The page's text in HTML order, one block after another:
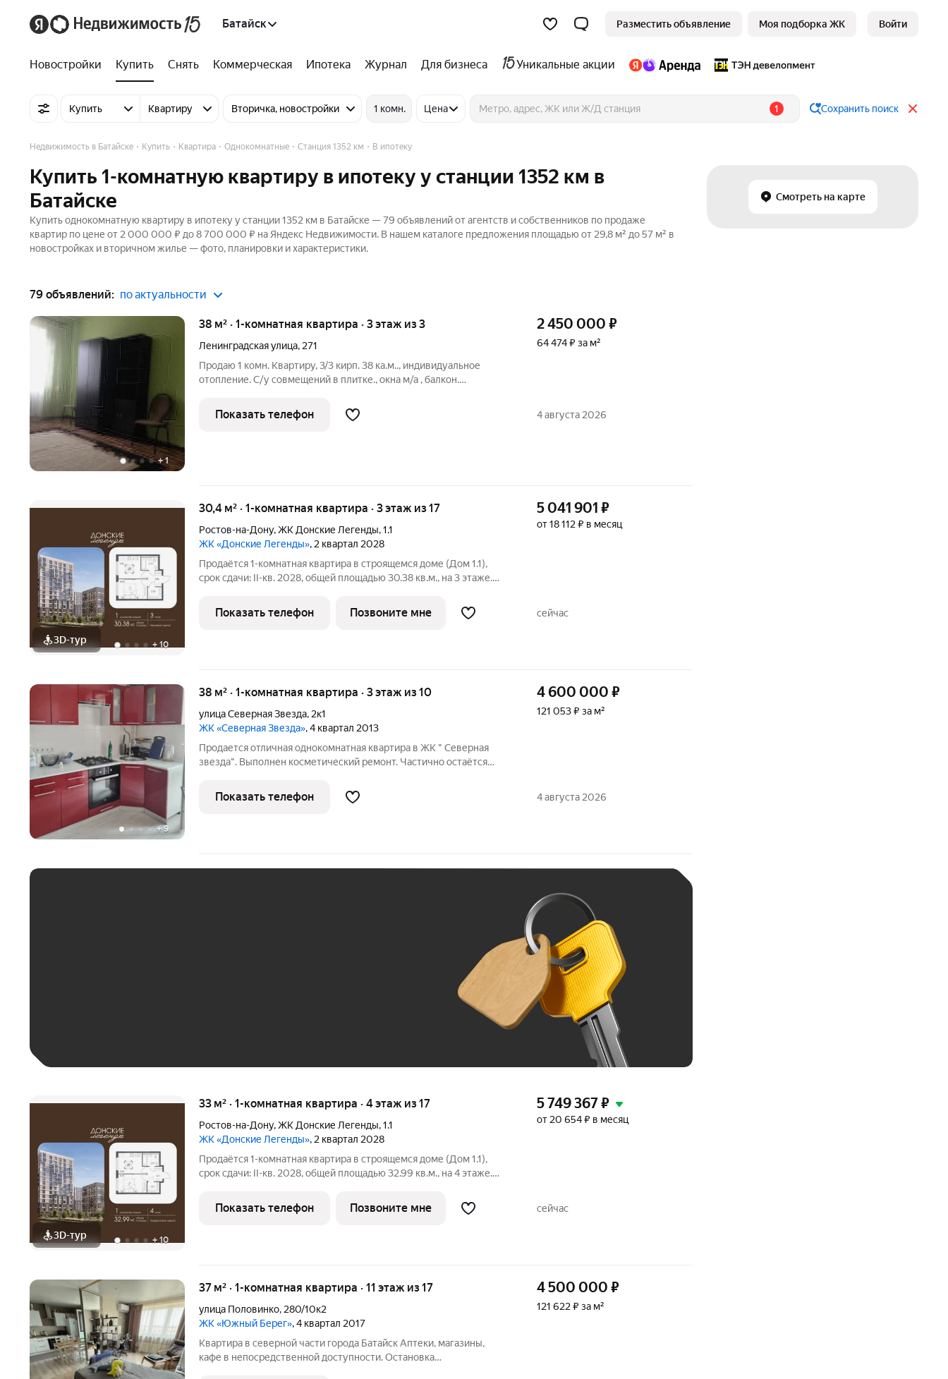
Батайск Разместить объявление Моя подборка ЖК Войти
Новостройки Купить Снять Коммерческая Ипотека Журнал Для бизнеса Уникальные акции
Купить Квартиру Вторичка, новостройки 1 комн. Цена 1 Сохранить поиск
Смотреть на карте
Недвижимость в Батайске Купить Квартира Однокомнатные Станция 1352 км В ипотеку
Купить 1-комнатную квартиру в ипотеку у станции 1352 км в
Батайске
Купить однокомнатную квартиру в ипотеку у станции 1352 км в Батайске — 79 объявлений от агентств и собственников по продаже
квартир по цене от 2 000 000 ₽ до 8 700 000 ₽ на Яндекс Недвижимости. В нашем каталоге предложения площадью от 29,8 м² до 57 м² в
новостройках и вторичном жилье — фото, планировки и характеристики.
79 объявлений: по актуальности
+1
38 м² · 1-комнатная квартира · 3 этаж из 3
Ленинградская улица, 271
Продаю 1 комн. Квартиру, 3/3 кирп. 38 ка.м.., индивидуальное
отопление. С/у совмещений в плитке., окна м/а , балкон.
ламинат. Отличный район, с развитой инфраструктурой. Рядом
выезд на Ростов.
2 450 000 ₽
64 474 ₽ за м²
Показать телефон 4 августа 2026
3D-тур + 10
30,4 м² · 1-комнатная квартира · 3 этаж из 17
Ростов-на-Дону,ЖК Донские Легенды,1.1
ЖК «Донские Легенды», 2 квартал 2028
Продаётся 1-комнатная квартира в строящемся доме (Дом 1.1),
срок сдачи: II-кв. 2028, общей площадью 30.38 кв.м., на 3 этаже.
забивает гол, и с удовольствием спешить после работы на
тренировку по
5 041 901 ₽
от 18 112 ₽ в месяц
Показать телефон Позвоните мне сейчас
+9
38 м² · 1-комнатная квартира · 3 этаж из 10
улица Северная Звезда, 2к1
ЖК «Северная Звезда», 4 квартал 2013
Продается отличная однокомнатная квартира в ЖК " Северная
звезда". Выполнен косметический ремонт. Частично остаётся
все вопросы.
4 600 000 ₽
121 053 ₽ за м²
Показать телефон 4 августа 2026
3D-тур + 10
33 м² · 1-комнатная квартира · 4 этаж из 17
Ростов-на-Дону,ЖК Донские Легенды,1.1
ЖК «Донские Легенды», 2 квартал 2028
Продаётся 1-комнатная квартира в строящемся доме (Дом 1.1),
срок сдачи: II-кв. 2028, общей площадью 32.99 кв.м., на 4 этаже.
забивает гол, и с удовольствием спешить после работы на
тренировку по
5 749 367₽
от 20 654 ₽ в месяц
Показать телефон Позвоните мне сейчас
37 м² · 1-комнатная квартира · 11 этаж из 17
улица Половинко, 280/10к2
ЖК «Южный Берег», 4 квартал 2017
Квартира в северной части города Батайск Аптеки, магазины,
кафе в непосредственной доступности. Остановка
4 500 000 ₽
121 622 ₽ за м²